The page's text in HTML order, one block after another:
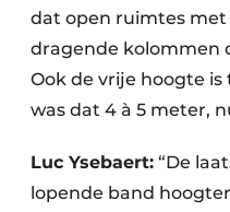
dat open ruimtes
dragende kolommen
Ook de vrije hoogte
was dat 4 à 5 meter,
Luc Ysebaert: “De
lopende band